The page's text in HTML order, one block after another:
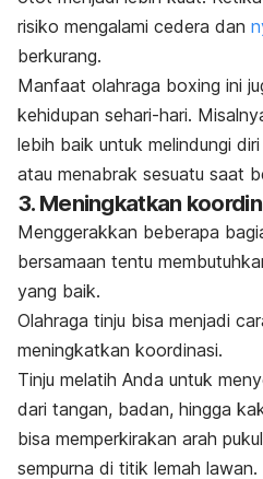
risiko mengalami cedera dan
berkurang.
Manfaat olahraga boxing ini
kehidupan sehari-hari.
lebih baik untuk melindungi
atau menabrak sesuatu saat
3. Meningkatkan
Menggerakkan beberapa
bersamaan tentu
yang baik.
Olahraga tinju bisa menjadi
meningkatkan koordinasi.
Tinju melatih Anda untuk
dari tangan, badan, hingga
bisa memperkirakan arah
sempurna di titik lemah lawan.